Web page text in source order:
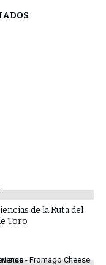
de la Ruta del
Toro